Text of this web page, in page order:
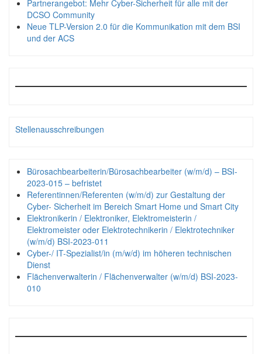
Partnerangebot: Mehr Cyber-Sicherheit für alle mit der
DCSO Community
Neue TLP-Version 2.0 für die Kommunikation mit dem BSI
und der ACS
Stellenausschreibungen
Bürosachbearbeiterin/Bürosachbearbeiter (w/m/d) – BSI-
2023-015 – befristet
Referentinnen/Referenten (w/m/d) zur Gestaltung der
Cyber- Sicherheit im Bereich Smart Home und Smart City
Elektronikerin / Elektroniker, Elektromeisterin /
Elektromeister oder Elektrotechnikerin / Elektrotechniker
(w/m/d) BSI-2023-011
Cyber-/ IT-Spezialist/in (m/w/d) im höheren technischen
Dienst
Flächenverwalterin / Flächenverwalter (w/m/d) BSI-2023-
010